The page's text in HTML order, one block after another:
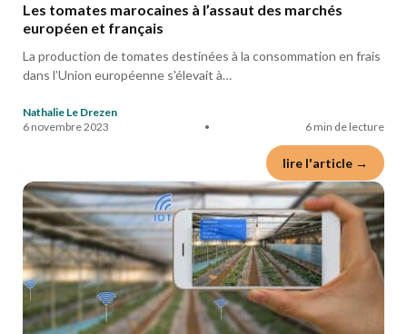
Les tomates marocaines à l’assaut des marchés
européen et français
La production de tomates destinées à la consommation en frais
dans l’Union européenne s'élevait à…
Nathalie Le Drezen
6 novembre 2023
• 6 min de lecture
lire l'article →